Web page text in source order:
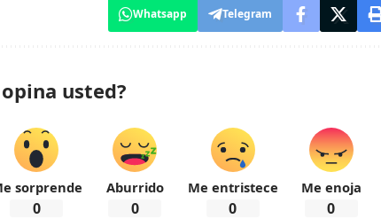
Whatsapp Telegram
usted?
sorprende
0
Aburrido
0
Me entristece
0
Me enoja
0